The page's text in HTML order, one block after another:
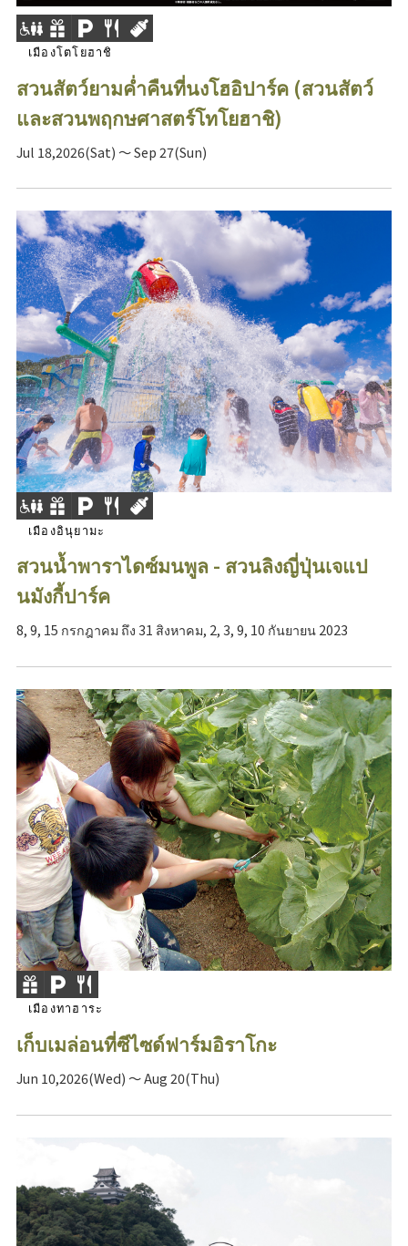
เมืองโตโยฮาชิ
สวนสัตว์ยามค่ำคืนที่นงโฮอิปาร์ค (สวนสัตว์
และสวนพฤกษศาสตร์โทโยฮาชิ)
Jul 18,2026(Sat) ～ Sep 27(Sun)
เมืองอินุยามะ
สวนน้ำพาราไดซ์มนพูล - สวนลิงญี่ปุ่นเจแป
นมังกี้ปาร์ค
8, 9, 15 กรกฎาคม ถึง 31 สิงหาคม, 2, 3, 9, 10 กันยายน 2023
เมืองทาฮาระ
เก็บเมล่อนที่ซีไซด์ฟาร์มอิราโกะ
Jun 10,2026(Wed) ～ Aug 20(Thu)